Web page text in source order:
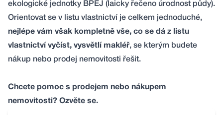
ekologické jednotky BPEJ (laicky řečeno úrodnost půdy).
Orientovat se v listu vlastnictví je celkem jednoduché,
nejlépe vám však kompletně vše, co se dá z listu
vlastnictví vyčíst, vysvětlí makléř, se kterým budete
nákup nebo prodej nemovitosti řešit.
Chcete pomoc s prodejem nebo nákupem
nemovitosti? Ozvěte se.